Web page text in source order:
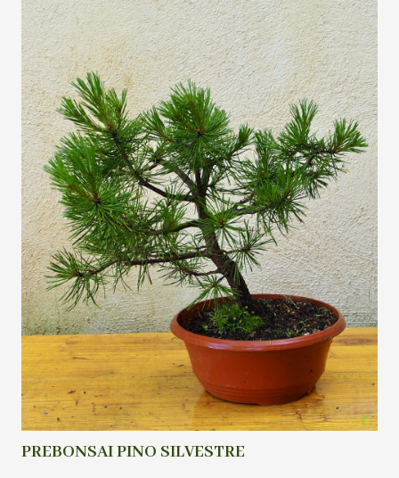
PREBONSAI PINO SILVESTRE